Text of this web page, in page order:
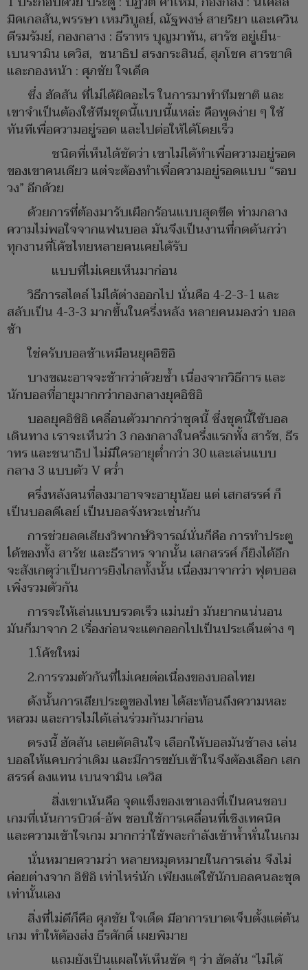
มิคเกลสัน,พรรษา เหมวิบูลย์, ณัฐพงษ์ สายริยา และเควิน
ดีรมรัมย์, กองกลาง : ธีราทร บุญมาทัน, สารัช อยู่เย็น-
เบนจามิน เดวิส, ชนาธิป สรงกระสินธ์, สุภโชค สารชาติ
และกองหน้า : ศุภชัย ใจเด็ด
ซึ่ง ฮัดสัน ที่ไม่ได้ผิดอะไร ในการมาทำทีมชาติ และ
เขาจำเป็นต้องใช้ทีมชุดนี้แบบนี้แหล่ะ คือพูดง่าย ๆ ใช้
ทันทีเพื่อความอยู่รอด และไปต่อให้ได้โดยเร็ว
ชนิดที่เห็นได้ชัดว่า เขาไม่ได้ทำเพื่อความอยู่รอด
ของเขาคนเดียว แต่จะต้องทำเพื่อความอยู่รอดแบบ “รอบ
วง” อีกด้วย
ด้วยการที่ต้องมารับเผือกร้อนแบบสุดขีด ท่ามกลาง
ความไม่พอใจจากแฟนบอล มันจึงเป็นงานที่กดดันกว่า
ทุกงานที่โค้ชไทยหลายคนเคยได้รับ
แบบที่ไม่เคยเห็นมาก่อน
วิธีการสไตล์ ไม่ได้ต่างออกไป นั่นคือ 4-2-3-1 และ
สลับเป็น 4-3-3 มากขึ้นในครึ่งหลัง หลายคนมองว่า บอล
ช้า
ใช่ครับบอลช้าเหมือนยุคอิชิอิ
บางขณะอาจจะช้ากว่าด้วยซ้ำ เนื่องจากวิธีการ และ
นักบอลที่อายุมากกว่ากองกลางยุคอิชิอิ
บอลยุคอิชิอิ เคลื่อนตัวมากกว่าชุดนี้ ซึ่งชุดนี้ใช้บอล
เดินทาง เราจะเห็นว่า 3 กองกลางในครึ่งแรกทั้ง สารัช, ธีร
าทร และชนาธิป ไม่มีใครอายุต่ำกว่า 30 และเล่นแบบ
กลาง 3 แบบตัว V คว่ำ
ครึ่งหลังคนที่ลงมาอาจจะอายุน้อย แต่ เสกสรรค์ ก็
เป็นบอลดีเลย์ เป็นบอลจังหวะเช่นกัน
การช่วยลดเสียงวิพากษ์วิจารณ์นั่นก็คือ การทำประตู
ได้ของทั้ง สารัช และธีราทร จากนั้น เสกสรรค์ ก็ยิงได้อีก
จะสังเกตุว่าเป็นการยิงไกลทั้งนั้น เนื่องมาจากว่า ฟุตบอล
เพิ่งรวมตัวกัน
การจะให้เล่นแบบรวดเร็ว แม่นยำ มันยากแน่นอน
มันก็มาจาก 2 เรื่องก่อนจะแตกออกไปเป็นประเด็นต่าง ๆ
1.โค้ชใหม่
2.การรวมตัวกันที่ไม่เคยต่อเนื่องของบอลไทย
ดังนั้นการเสียประตูของไทย ได้สะท้อนถึงความหละ
หลวม และการไม่ได้เล่นร่วมกันมาก่อน
ตรงนี้ ฮัดสัน เลยตัดสินใจ เลือกให้บอลมันช้าลง เล่น
บอลให้แคบกว่าเดิม และมีการขยับเข้าในจึงต้องเลือก เสก
สรรค์ ลงแทน เบนจามิน เดวิส
สิ่งเขาเน้นคือ จุดแข็งของเขาเองที่เป็นคนชอบ
เกมที่เน้นการบิวด์-อัพ ชอบใช้การเคลื่อนที่เชิงเทคนิค
และความเข้าใจเกม มากกว่าใช้พละกำลังเข้าห้ำหั่นในเกม
นั่นหมายความว่า หลายหมุดหมายในการเล่น จึงไม่
ค่อยต่างจาก อิชิอิ เท่าไหร่นัก เพียงแต่ใช้นักบอลคนละชุด
เท่านั้นเอง
สิ่งที่ไม่ดีก็คือ ศุภชัย ใจเด็ด มีอาการบาดเจ็บตั้งแต่ต้น
เกม ทำให้ต้องส่ง ธีรศักดิ์ เผยพิมาย
แถมยังเป็นแผลให้เห็นชัด ๆ ว่า ฮัดสัน “ไม่ได้